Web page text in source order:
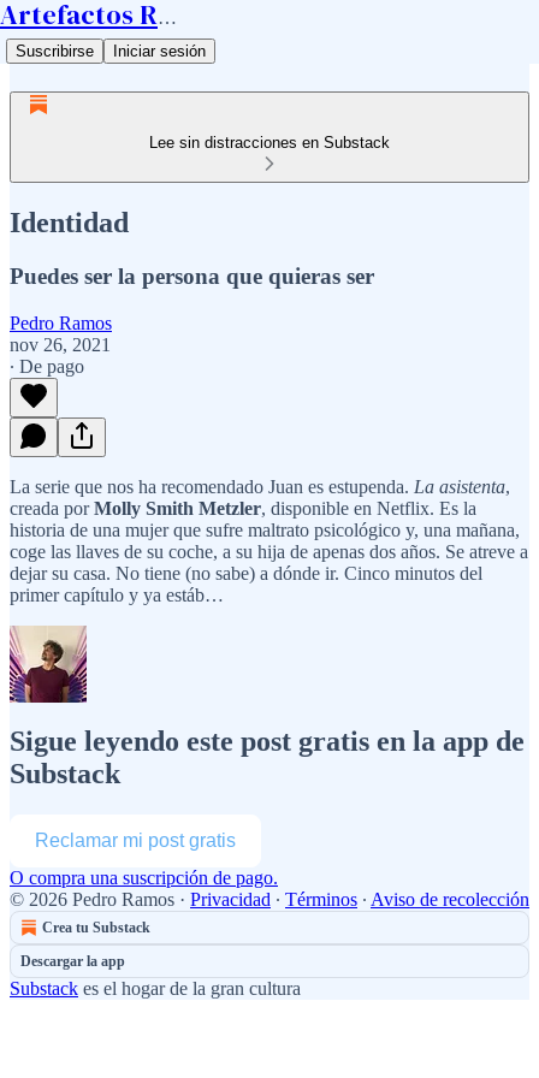
Artefactos Ramos
Suscribirse Iniciar sesión
Lee sin distracciones en Substack
Identidad
Puedes ser la persona que quieras ser
Pedro Ramos
nov 26, 2021
∙ De pago
La serie que nos ha recomendado Juan es estupenda. La asistenta,
creada porMolly Smith Metzler, disponible en Netflix. Es la
historia de una mujer que sufre maltrato psicológico y, una mañana,
coge las llaves de su coche, a su hija de apenas dos años. Se atreve a
dejar su casa. No tiene (no sabe) a dónde ir. Cinco minutos del
primer capítulo y ya estáb…
Sigue leyendo este post gratis en la app de
Substack
Reclamar mi post gratis
O compra una suscripción de pago.
© 2026 Pedro Ramos · Privacidad ∙ Términos ∙ Aviso de recolección
Crea tu Substack
Descargar la app
Substack es el hogar de la gran cultura